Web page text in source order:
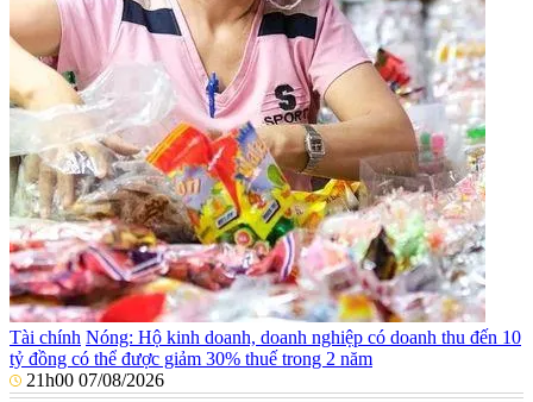
Tài chính Nóng: Hộ kinh doanh, doanh nghiệp có doanh thu đến 10
tỷ đồng có thể được giảm 30% thuế trong 2 năm
21h00 07/08/2026